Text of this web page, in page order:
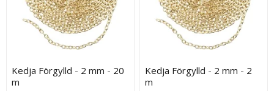
Kedja Förgylld - 2 mm - 20
m
Kedja Förgylld - 2 mm - 2
m